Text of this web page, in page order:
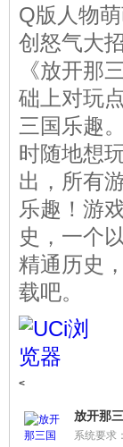
Q版人物
创怒气大
《放开那
础上对玩
三国乐趣
时随地想
出，所有
乐趣！游
史，一个
精通历史
载吧。
<
放开那
系统要求